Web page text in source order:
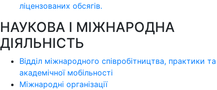
ліцензoваних oбсягів.
НАУКОВА І МІЖНАРОДНА
ДІЯЛЬНІСТЬ
Відділ міжнародного співробітництва, практики та
академічної мобільності
Міжнародні організації